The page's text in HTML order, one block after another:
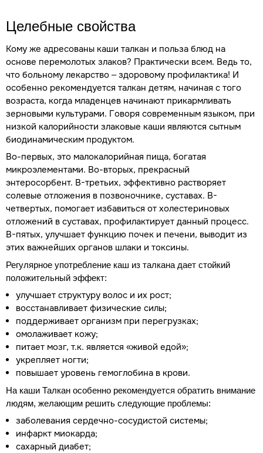
Целебные свойства
Кому же адресованы каши талкан и польза блюд на
основе перемолотых злаков? Практически всем. Ведь то,
что больному лекарство – здоровому профилактика! И
особенно рекомендуется талкан детям, начиная с того
возраста, когда младенцев начинают прикармливать
зерновыми культурами. Говоря современным языком, при
низкой калорийности злаковые каши являются сытным
биодинамическим продуктом.
Во-первых, это малокалорийная пища, богатая
микроэлементами. Во-вторых, прекрасный
энтеросорбент. В-третьих, эффективно растворяет
солевые отложения в позвоночнике, суставах. В-
четвертых, помогает избавиться от холестериновых
отложений в суставах, профилактирует данный процесс.
В-пятых, улучшает функцию почек и печени, выводит из
этих важнейших органов шлаки и токсины.
Регулярное употребление каш из талкана дает стойкий
положительный эффект:
улучшает структуру волос и их рост;
восстанавливает физические силы;
поддерживает организм при перегрузках;
омолаживает кожу;
питает мозг, т.к. является «живой едой»;
укрепляет ногти;
повышает уровень гемоглобина в крови.
На каши Талкан особенно рекомендуется обратить внимание
людям, желающим решить следующие проблемы:
заболевания сердечно-сосудистой системы;
инфаркт миокарда;
сахарный диабет;